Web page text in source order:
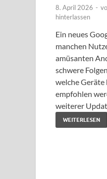
8. April 2026 -
hinterlassen
Ein neues
manchen
amüsanten
schwere
welche
empfohlen
weiterer
WEITERLESEN